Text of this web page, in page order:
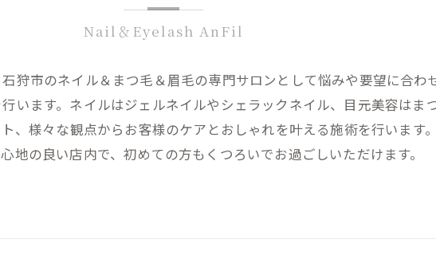
Nail＆Eyelash AnFil
狩市のネイル＆まつ毛＆眉毛の専門サロンとして悩みや要望に合わ
います。ネイルはジェルネイルやシェラックネイル、目元美容はま
、様々な観点からお客様のケアとおしゃれを叶える施術を行います
地の良い店内で、初めての方もくつろいでお過ごしいただけます。